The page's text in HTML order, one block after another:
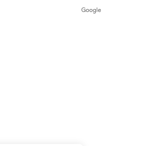
Google